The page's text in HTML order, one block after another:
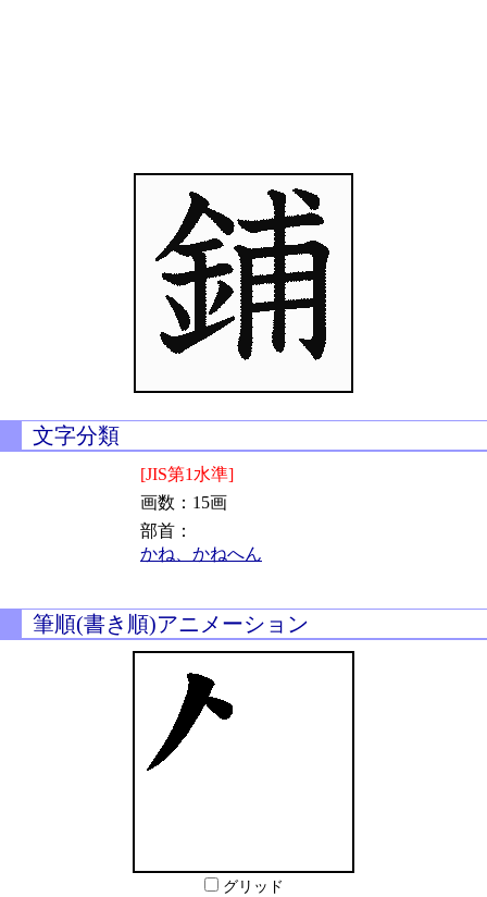
文字分類
[JIS第1水準]
画数：15画
部首：
かね、かねへん
筆順(書き順)アニメーション
グリッド